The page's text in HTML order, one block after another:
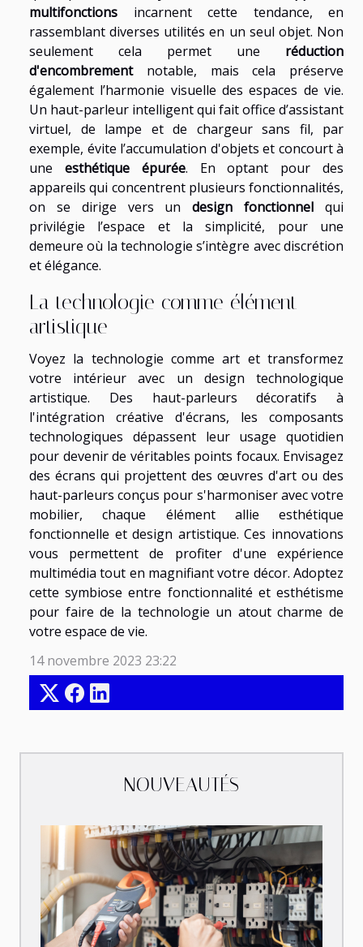
NOUVEAUTÉS
multifonctions incarnent cette tendance, en
rassemblant diverses utilités en un seul objet. Non
seulement cela permet une réduction
d'encombrementnotable, mais cela préserve
également l’harmonie visuelle des espaces de vie.
Un haut-parleur intelligent qui fait office d’assistant
virtuel, de lampe et de chargeur sans fil, par
exemple, évite l’accumulation d'objets et concourt à
une esthétique épurée. En optant pour des
appareils qui concentrent plusieurs fonctionnalités,
on se dirige vers undesign fonctionnel qui
privilégie l’espace et la simplicité, pour une
demeure où la technologie s’intègre avec discrétion
et élégance.
La technologie comme élément
artistique
Voyez la technologie comme art et transformez
votre intérieur avec un design technologique
artistique. Des haut-parleurs décoratifs à
l'intégration créative d'écrans, les composants
technologiques dépassent leur usage quotidien
pour devenir de véritables points focaux. Envisagez
des écrans qui projettent des œuvres d'art ou des
haut-parleurs conçus pour s'harmoniser avec votre
mobilier, chaque élément allie esthétique
fonctionnelle et design artistique. Ces innovations
vous permettent de profiter d'une expérience
multimédia tout en magnifiant votre décor. Adoptez
cette symbiose entre fonctionnalité et esthétisme
pour faire de la technologie un atout charme de
votre espace de vie.
14 novembre 2023 23:22